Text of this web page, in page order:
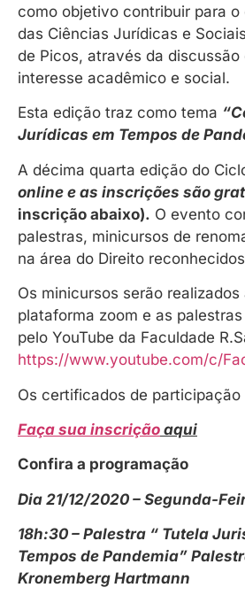
como objetivo contribuir para
das Ciências Jurídicas e
de Picos, através da discussão
interesse acadêmico e social.
Esta edição traz como tema
Jurídicas em Tempos de
A décima quarta edição do
online e as inscrições são
inscrição abaixo). O evento
palestras, minicursos de
na área do Direito
Os minicursos serão
plataforma zoom e as
pelo YouTube da Faculdade
https://www.youtube.com/c/
Os certificados de participação
Faça sua inscrição aqui
Confira a programação
Dia 21/12/2020 – Segunda-
18h:30 – Palestra “ Tutela
Tempos de Pandemia”
Kronemberg Hartmann